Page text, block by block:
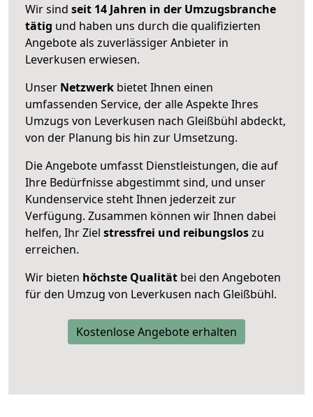
Wir sind seit 14 Jahren in der Umzugsbranche
tätig und haben uns durch die qualifizierten
Angebote als zuverlässiger Anbieter in
Leverkusen erwiesen.
Unser Netzwerk bietet Ihnen einen
umfassenden Service, der alle Aspekte Ihres
Umzugs von Leverkusen nach Gleißbühl abdeckt,
von der Planung bis hin zur Umsetzung.
Die Angebote umfasst Dienstleistungen, die auf
Ihre Bedürfnisse abgestimmt sind, und unser
Kundenservice steht Ihnen jederzeit zur
Verfügung. Zusammen können wir Ihnen dabei
helfen, Ihr Ziel stressfrei und reibungsloszu
erreichen.
Wir bieten höchste Qualität bei den Angeboten
für den Umzug von Leverkusen nach Gleißbühl.
Kostenlose Angebote erhalten